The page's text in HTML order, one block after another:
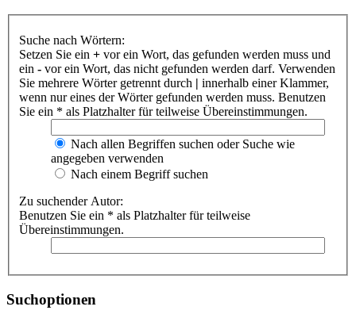
Suche nach Wörtern:
Setzen Sie ein + vor ein Wort, das gefunden werden muss und
ein - vor ein Wort, das nicht gefunden werden darf. Verwenden
Sie mehrere Wörter getrennt durch | innerhalb einer Klammer,
wenn nur eines der Wörter gefunden werden muss. Benutzen
Sie ein * als Platzhalter für teilweise Übereinstimmungen.
Nach allen Begriffen suchen oder Suche wie
angegeben verwenden
Nach einem Begriff suchen
Zu suchender Autor:
Benutzen Sie ein * als Platzhalter für teilweise
Übereinstimmungen.
Suchoptionen